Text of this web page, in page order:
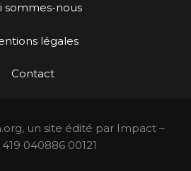
sommes-nous
légales
Contact
un site édité par Impact –
419 040886 00121